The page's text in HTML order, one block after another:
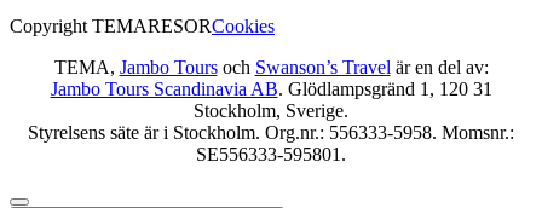
Copyright TEMARESORCookies
TEMA, Jambo Toursoch Swanson’s Travel är en del av:
Jambo Tours Scandinavia AB. Glödlampsgränd 1, 120 31
Stockholm, Sverige.
Styrelsens säte är i Stockholm. Org.nr.: 556333-5958. Momsnr.:
SE556333-595801.